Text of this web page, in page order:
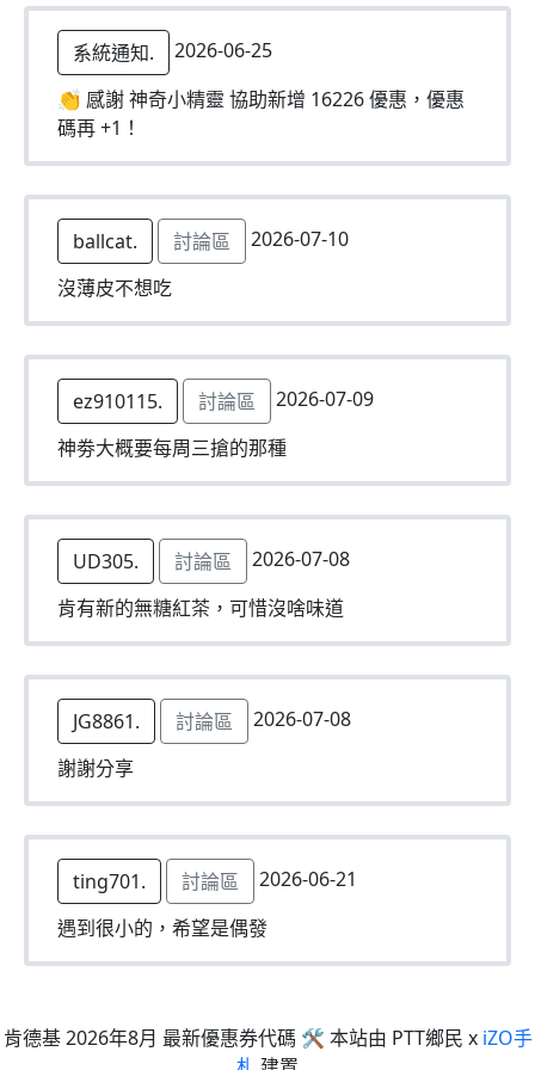
系統通知.
2026-06-25
👏 感謝 神奇小精靈 協助新增 16226 優惠，優惠
碼再 +1！
ballcat. 討論區
2026-07-10
沒薄皮不想吃
ez910115. 討論區
2026-07-09
神劵大概要每周三搶的那種
UD305. 討論區
2026-07-08
肯有新的無糖紅茶，可惜沒啥味道
JG8861. 討論區
2026-07-08
謝謝分享
ting701. 討論區
2026-06-21
遇到很小的，希望是偶發
肯德基 2026年8月 最新優惠券代碼 🛠 本站由 PTT鄉民 x iZO手